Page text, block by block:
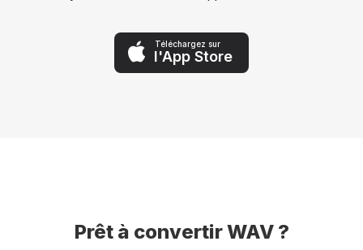
Téléchargez sur
l'App Store
Prêt à convertir WAV ?